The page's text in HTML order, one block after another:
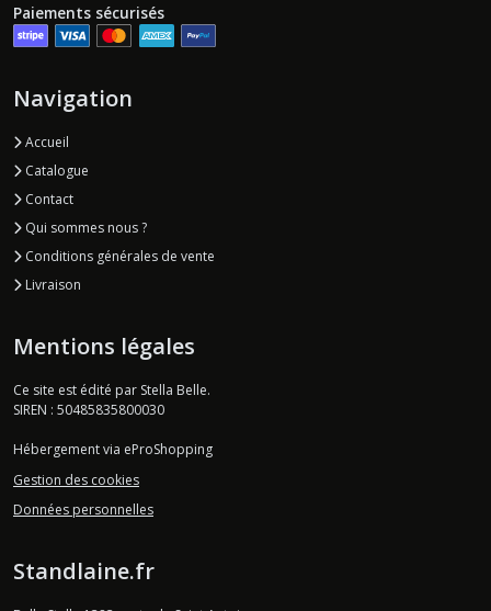
Paiements sécurisés
Navigation
Accueil
Catalogue
Contact
Qui sommes nous ?
Conditions générales de vente
Livraison
Mentions légales
Ce site est édité par Stella Belle.
SIREN : 50485835800030
Hébergement via eProShopping
Gestion des cookies
Données personnelles
Standlaine.fr